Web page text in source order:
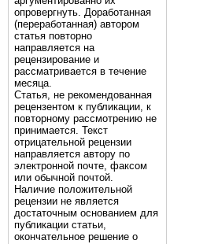
опровергнуть. Доработанная
(переработанная) автором
статья повторно
направляется на
рецензирование и
рассматривается в течение
месяца.
Статья, не рекомендованная
рецензентом к публикации, к
повторному рассмотрению не
принимается. Текст
отрицательной рецензии
направляется автору по
электронной почте, факсом
или обычной почтой.
Наличие положительной
рецензии не является
достаточным основанием для
публикации статьи,
окончательное решение о